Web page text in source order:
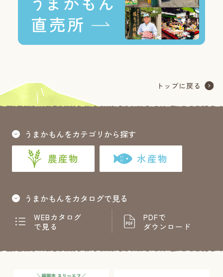
うまかもんをカテゴリから探す
農産物 水産物
うまかもんをカタログで見る
WEBカタログ
で見る
PDFで
ダウンロード